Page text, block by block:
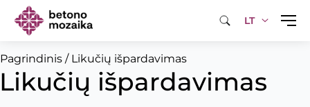
LT
Pagrindinis / Likučių išpardavimas
Likučių išpardavimas